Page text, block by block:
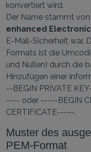
konvertiert wird.
Der Name stammt
enhanced Electronic
E-Mail-Sicherheit war.
Formats ist die
und Nullen) durch die
Hinzufügen einer
--BEGIN PRIVATE
---- oder -----BEGIN
CERTIFICATE-----.
Muster des
PEM-Format